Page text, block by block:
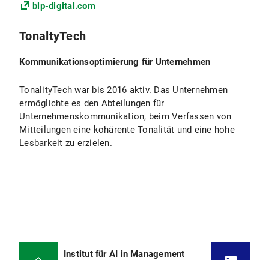
blp-digital.com
TonaltyTech
Kommunikationsoptimierung für Unternehmen
TonalityTech war bis 2016 aktiv. Das Unternehmen
ermöglichte es den Abteilungen für
Unternehmenskommunikation, beim Verfassen von
Mitteilungen eine kohärente Tonalität und eine hohe
Lesbarkeit zu erzielen.
Institut für AI in Management